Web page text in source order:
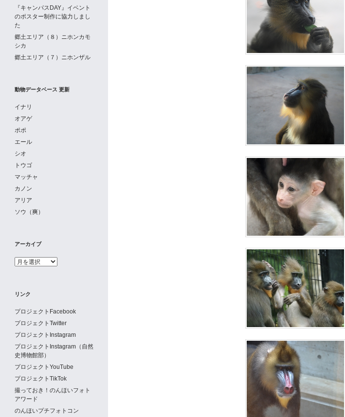
『キャンパスDAY』イベント
のポスター制作に協力しまし
た
郷土エリア（８）ニホンカモ
シカ
郷土エリア（７）ニホンザル
動物データベース 更新
イナリ
オアゲ
ポポ
エール
シオ
トウゴ
マッチャ
カノン
アリア
ソウ（爽）
アーカイブ
ア
ブ
リンク
プロジェクトFacebook
プロジェクトTwitter
プロジェクトInstagram
プロジェクトInstagram（自然
史博物館部）
プロジェクトYouTube
プロジェクトTikTok
撮っておき！のんほいフォト
アワード
のんほいプチフォトコン